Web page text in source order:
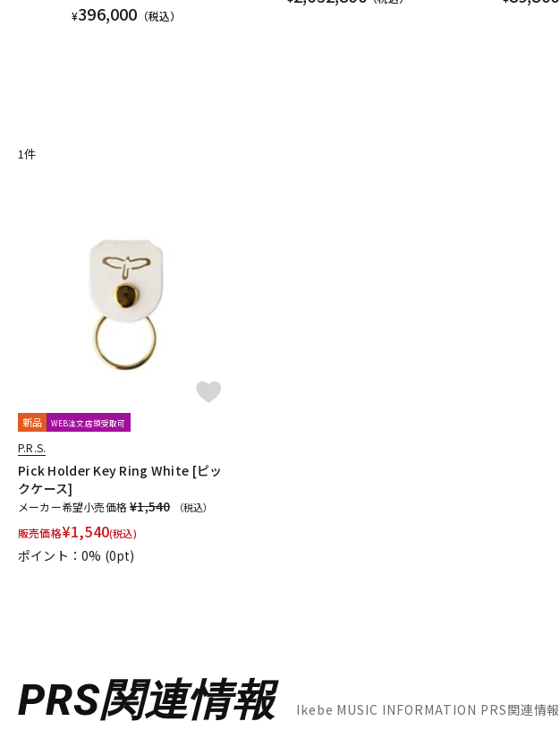
¥396,000 （税込）
1件
新品 WEB注文店頭受取可
P.R.S.
Pick Holder Key Ring White [ピッ
クケース]
メーカー希望小売価格¥1,540 （税込）
販売価格¥1,540(税込)
ポイント：0% (0pt)
PRS関連情報 Ikebe MUSIC INFORMATION PRS関連情報